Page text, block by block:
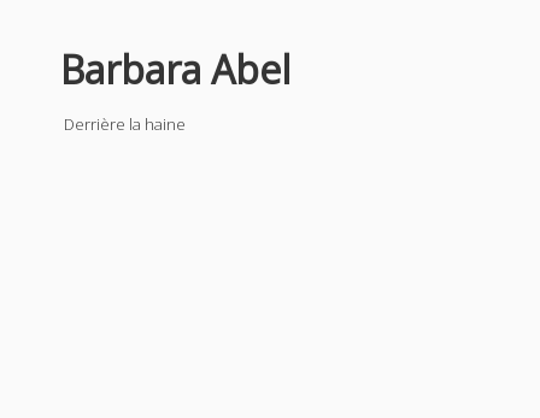
Barbara Abel
Derrière la haine